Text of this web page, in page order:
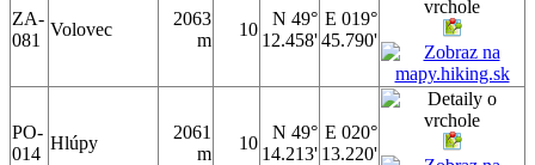
ZA-
081
Volovec
2063
m
10
N 49°
12.458'
E 019°
45.790'
PO-
014
Hlúpy
2061
m
10
N 49°
14.213'
E 020°
13.220'